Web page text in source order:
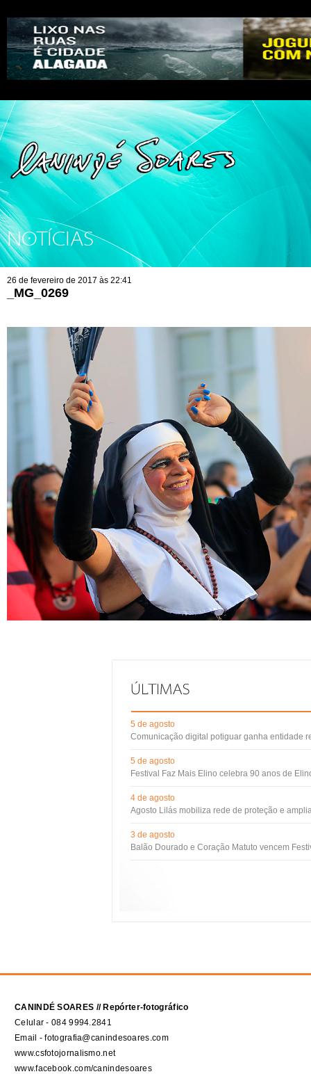
NOTÍCIAS
26 de fevereiro de 2017 às 22:41
_MG_0269
5 de agosto
Comunicação digital potiguar ganha entidade
5 de agosto
Festival Faz Mais Elino celebra 90 anos de
4 de agosto
Agosto Lilás mobiliza rede de proteção e
3 de agosto
Balão Dourado e Coração Matuto vencem
CANINDÉ SOARES // Repórter-fotográfico
Celular - 084 9994.2841
Email - fotografia@canindesoares.com
www.csfotojornalismo.net
www.facebook.com/canindesoares